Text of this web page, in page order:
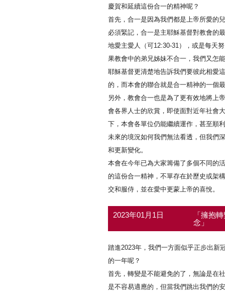
慶賀和延續這份合一的精神呢？
首先，合一是因為我們都是上帝所愛的
必須緊記，合一是主耶穌基督對教會的
地愛主愛人（可12:30-31），或是每天
果教會中的弟兄姊妹不合一，我們又怎
耶穌基督更清楚地告訴我們要彼此相愛
的，而本會的聯合就是合一精神的一個
另外，教會合一也是為了更有效地將上
會各界人士的欣賞，即使面對近年社會
下，本會各單位仍能繼續運作，甚至順
未來的境況如何我們無法看透，但我們
和更新變化。
本會在今年已為大家籌備了多個不同的
的這份合一精神，不單存在於歷史或架
交和服侍，並在愛中更蒙上帝的喜悅。
2023年01月1日
「擁抱
念」
踏進2023年，我們一方面似乎正步出新
的一年呢？
首先，轉變是不能避免的了，無論是在
是不容易適應的，但當我們跳出我們的